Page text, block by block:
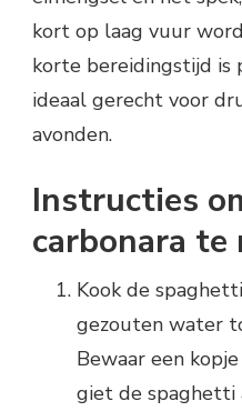
kort op laag vuur
korte bereidingstijd is
ideaal gerecht voor
avonden.
Instructies
carbonara te
Kook de
gezouten water
Bewaar een
giet de spaghetti